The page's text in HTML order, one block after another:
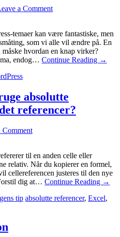
a Comment
temaer kan være fantastiske, men
som vi alle vil ændre på. En
hvordan en knap virker?
endog… Continue Reading →
absolutte
referencer?
Comment
til en anden celle eller
relativ. Når du kopierer en formel,
cellereferencen justeres til den nye
dig at… Continue Reading →
tip absolutte referencer, Excel,